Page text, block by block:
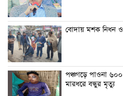
বোদায় মশক নিধন ও
পঞ্চগড়ে পাওনা ৬০০
মারধরে বন্ধুর মৃত্যু